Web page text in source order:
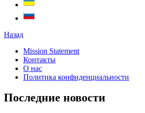
Назад
Mission Statement
Контакты
О нас
Политика конфиденциальности
Последние новости